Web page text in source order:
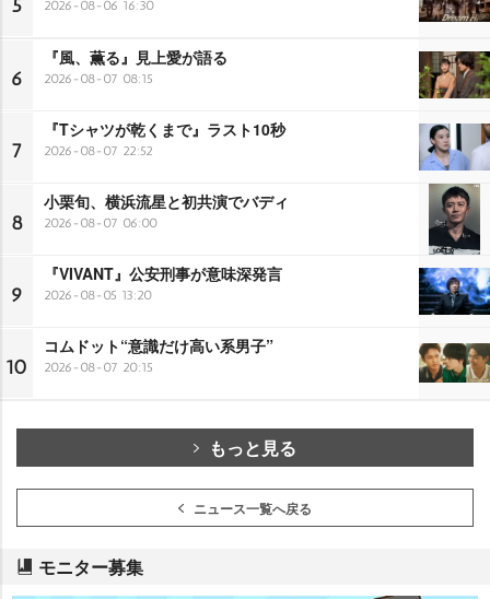
5 2026-08-06 16:30
6
『風、薫る』見上愛が語る
2026-08-07 08:15
7
『Tシャツが乾くまで』ラスト10秒
2026-08-07 22:52
8
小栗旬、横浜流星と初共演でバディ
2026-08-07 06:00
9
『VIVANT』公安刑事が意味深発言
2026-08-05 13:20
10
コムドット“意識だけ高い系男子”
2026-08-07 20:15
もっと見る
ニュース一覧へ戻る
モニター募集